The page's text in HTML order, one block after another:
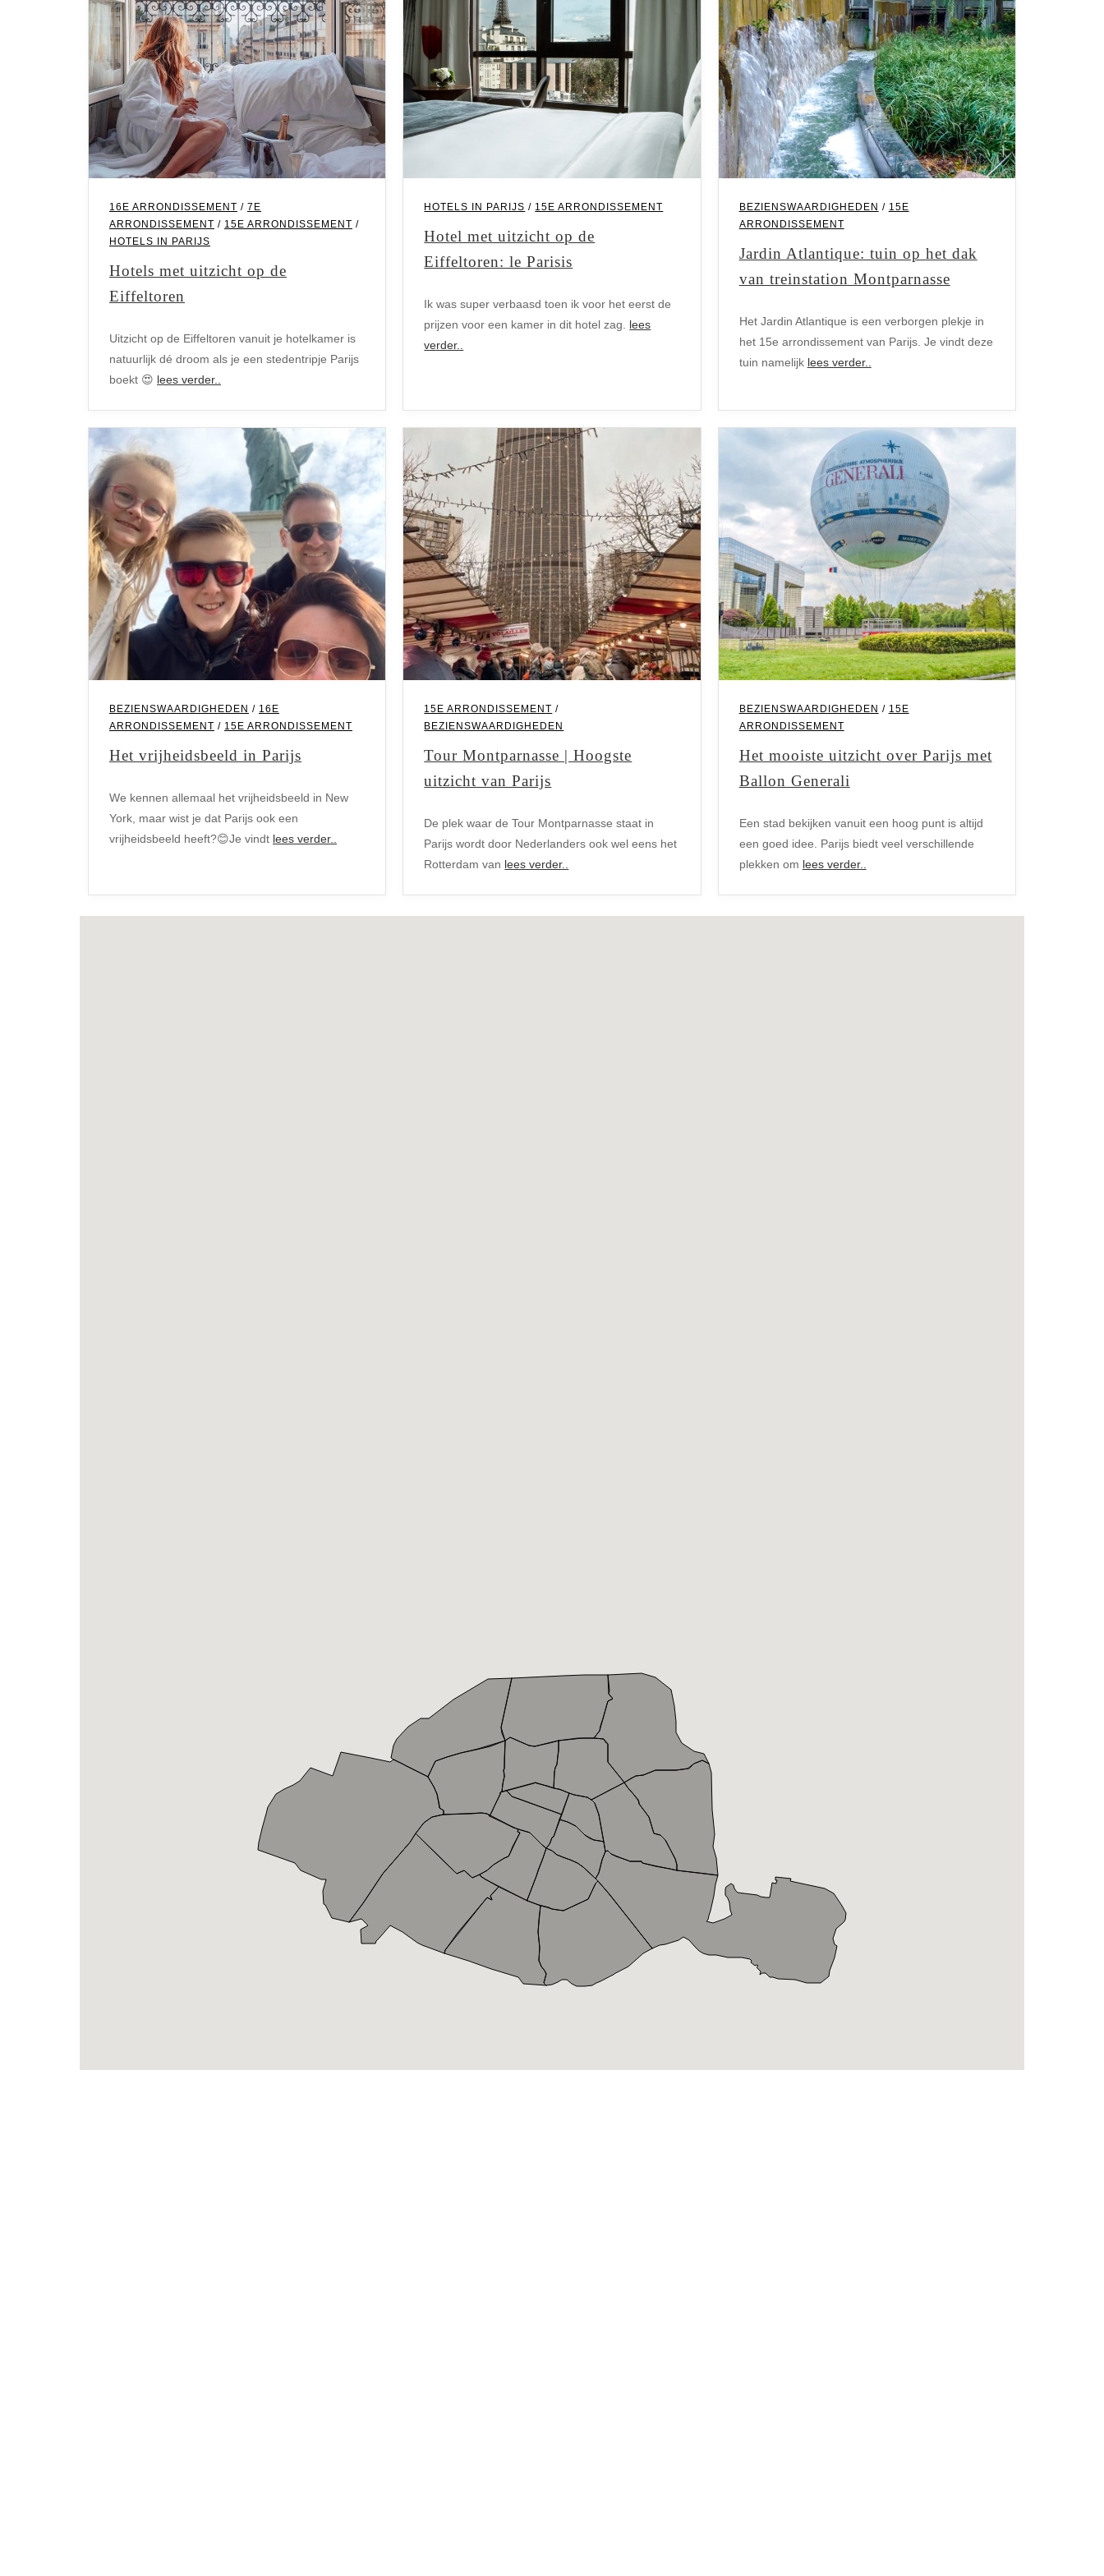
15e arrondissement
16E ARRONDISSEMENT / 7E
ARRONDISSEMENT / 15E ARRONDISSEMENT /
HOTELS IN PARIJS
Hotels met uitzicht op de
Eiffeltoren
Uitzicht op de Eiffeltoren vanuit je hotelkamer is
natuurlijk dé droom als je een stedentripje Parijs
boekt 😍 lees verder..
HOTELS IN PARIJS / 15E ARRONDISSEMENT
Hotel met uitzicht op de
Eiffeltoren: le Parisis
Ik was super verbaasd toen ik voor het eerst de
prijzen voor een kamer in dit hotel zag.
lees
verder..
BEZIENSWAARDIGHEDEN / 15E
ARRONDISSEMENT
Jardin Atlantique: tuin op het dak
van treinstation Montparnasse
Het Jardin Atlantique is een verborgen plekje in
het 15e arrondissement van Parijs. Je vindt deze
tuin namelijk lees verder..
BEZIENSWAARDIGHEDEN / 16E
ARRONDISSEMENT / 15E ARRONDISSEMENT
Het vrijheidsbeeld in Parijs
We kennen allemaal het vrijheidsbeeld in New
York, maar wist je dat Parijs ook een
vrijheidsbeeld heeft?😊Je vindt lees verder..
15E ARRONDISSEMENT /
BEZIENSWAARDIGHEDEN
Tour Montparnasse | Hoogste
uitzicht van Parijs
De plek waar de Tour Montparnasse staat in
Parijs wordt door Nederlanders ook wel eens het
Rotterdam van lees verder..
BEZIENSWAARDIGHEDEN / 15E
ARRONDISSEMENT
Het mooiste uitzicht over Parijs met
Ballon Generali
Een stad bekijken vanuit een hoog punt is altijd
een goed idee. Parijs biedt veel verschillende
plekken om lees verder..